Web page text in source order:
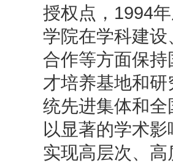
授权点，1994
学院在学科建
合作等方面保
才培养基地和
统先进集体和
以显著的学术
实现高层次、